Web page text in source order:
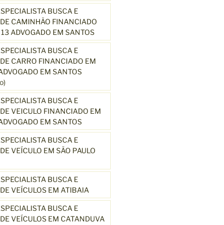
BUSCA E
CAMINHÃO FINANCIADO
ADVOGADO EM SANTOS
BUSCA E
CARRO FINANCIADO EM
EM SANTOS
BUSCA E
VEICULO FINANCIADO EM
EM SANTOS
BUSCA E
VEÍCULO EM SÃO PAULO
BUSCA E
VEÍCULOS EM ATIBAIA
BUSCA E
VEÍCULOS EM CATANDUVA